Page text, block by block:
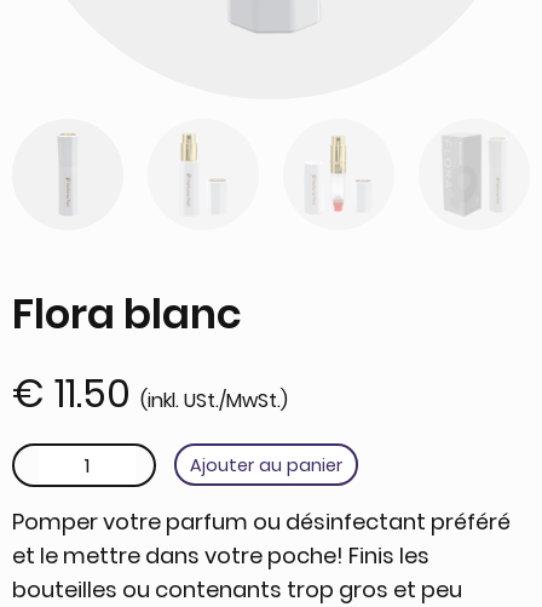
Flora blanc
€ 11.50 (inkl. USt./MwSt.)
quantité de Flora blancAjouter au panier
Pomper votre parfum ou désinfectant préféré
et le mettre dans votre poche! Finis les
bouteilles ou contenants trop gros et peu